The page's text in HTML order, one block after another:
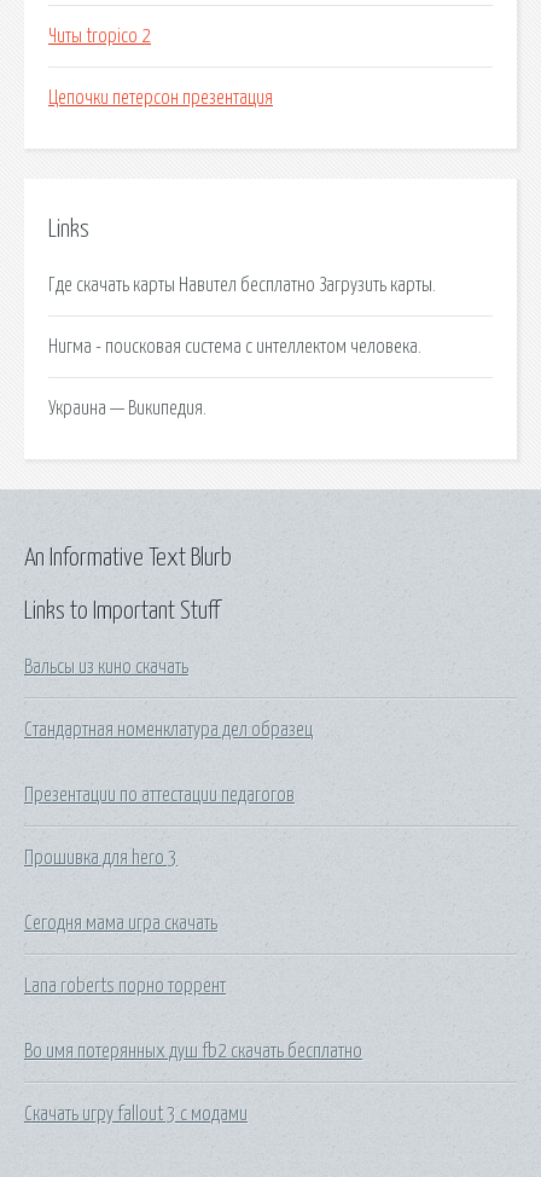
Читы tropico 2
Цепочки петерсон презентация
Links
Где скачать карты Навител бесплатно Загрузить карты.
Нигма - поисковая система с интеллектом человека.
Украина — Википедия.
Links to Important Stuff
Вальсы из кино скачать
Стандартная номенклатура дел образец
Презентации по аттестации педагогов
Прошивка для hero 3
Сегодня мама игра скачать
Lana roberts порно торрент
Во имя потерянных душ fb2 скачать бесплатно
Скачать игру fallout 3 с модами
An Informative Text Blurb